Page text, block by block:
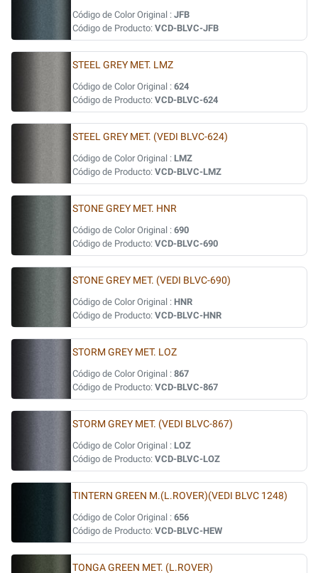
Código de Color Original : JFB
Código de Producto: VCD-BLVC-JFB
STEEL GREY MET. LMZ
Código de Color Original : 624
Código de Producto: VCD-BLVC-624
STEEL GREY MET. (VEDI BLVC-624)
Código de Color Original : LMZ
Código de Producto: VCD-BLVC-LMZ
STONE GREY MET. HNR
Código de Color Original : 690
Código de Producto: VCD-BLVC-690
STONE GREY MET. (VEDI BLVC-690)
Código de Color Original : HNR
Código de Producto: VCD-BLVC-HNR
STORM GREY MET. LOZ
Código de Color Original : 867
Código de Producto: VCD-BLVC-867
STORM GREY MET. (VEDI BLVC-867)
Código de Color Original : LOZ
Código de Producto: VCD-BLVC-LOZ
TINTERN GREEN M.(L.ROVER)(VEDI BLVC 1248)
Código de Color Original : 656
Código de Producto: VCD-BLVC-HEW
TONGA GREEN MET. (L.ROVER)